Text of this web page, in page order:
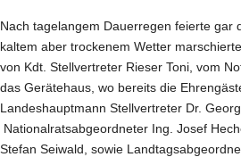
Nach tagelangem Dauerregen feierte gar
kaltem aber trockenem Wetter
von Kdt. Stellvertreter Rieser Toni, vom
das Gerätehaus, wo bereits die
Landeshauptmann Stellvertreter Dr.
Nationalratsabgeordneter Ing. Josef
Stefan Seiwald, sowie